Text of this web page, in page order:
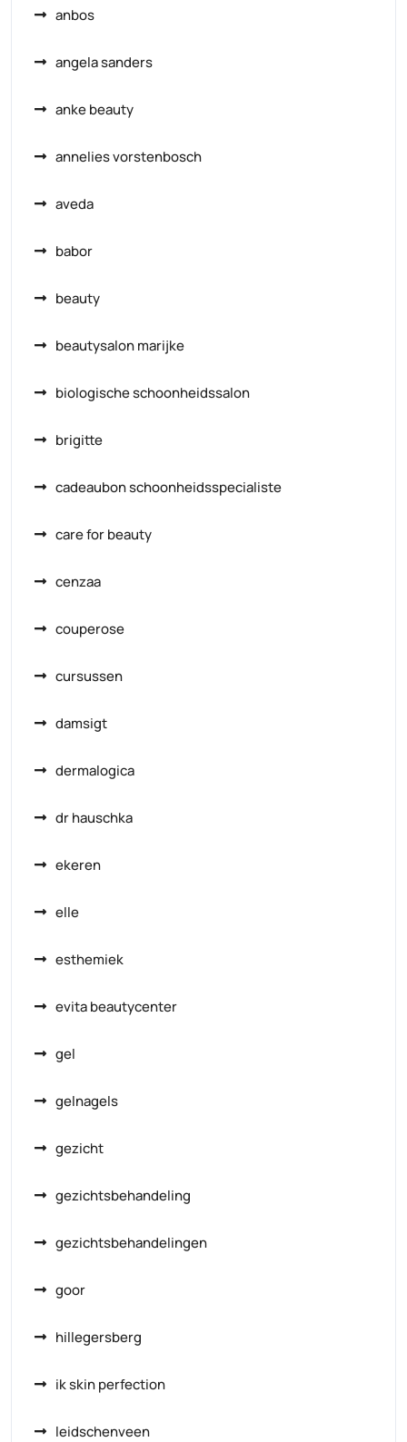
anbos
angela sanders
anke beauty
annelies vorstenbosch
aveda
babor
beauty
beautysalon marijke
biologische schoonheidssalon
brigitte
cadeaubon schoonheidsspecialiste
care for beauty
cenzaa
couperose
cursussen
damsigt
dermalogica
dr hauschka
ekeren
elle
esthemiek
evita beautycenter
gel
gelnagels
gezicht
gezichtsbehandeling
gezichtsbehandelingen
goor
hillegersberg
ik skin perfection
leidschenveen